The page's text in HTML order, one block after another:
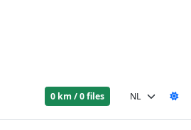
0 km / 0 files